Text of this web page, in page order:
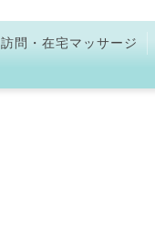
訪問・在宅マッサージ